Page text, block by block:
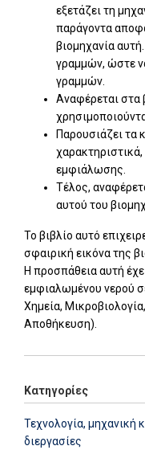
εξετάζει τη
παράγοντα
βιομηχανία
γραμμών, ώστε
γραμμών.
Αναφέρεται στα
Παρουσιάζει τα
εμφιάλωσης.
Τέλος,
αυτού του
Το βιβλίο αυτό
σφαιρική εικόνα της
Η προσπάθεια αυτή
εμφιαλωμένου νερού
Χημεία,
Αποθήκευση).
Κατηγορίες
Τεχνολογία, μηχανική
διεργασίες